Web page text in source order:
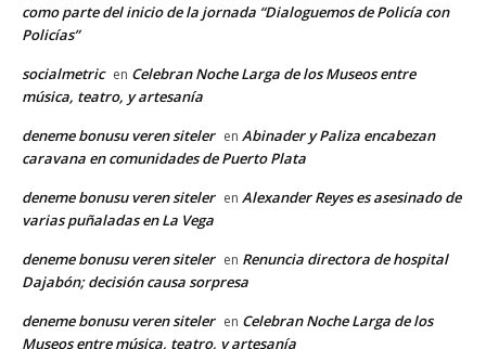
como parte del inicio de la jornada “Dialoguemos de Policía con
Policías”
socialmetric en Celebran Noche Larga de los Museos entre
música, teatro, y artesanía
deneme bonusu veren siteler en Abinader y Paliza encabezan
caravana en comunidades de Puerto Plata
deneme bonusu veren siteler en Alexander Reyes es asesinado de
varias puñaladas en La Vega
deneme bonusu veren siteler en Renuncia directora de hospital
Dajabón; decisión causa sorpresa
deneme bonusu veren siteler en Celebran Noche Larga de los
Museos entre música, teatro, y artesanía